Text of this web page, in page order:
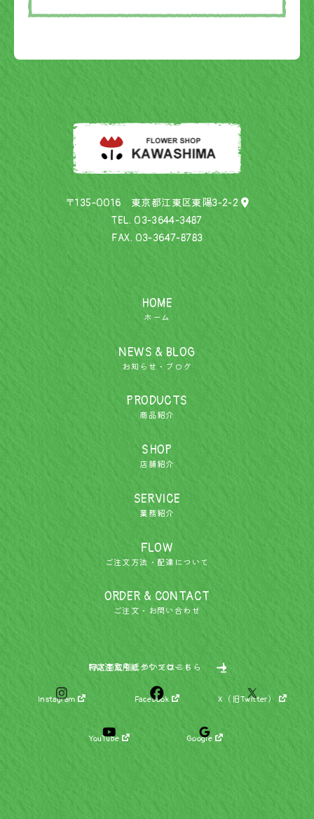
〒135-0016 東京都江東区東陽3-2-2
TEL.03-3644-3487
FAX. 03-3647-8783
HOME
ホーム
NEWS & BLOG
お知らせ・ブログ
PRODUCTS
商品紹介
SHOP
店舗紹介
SERVICE
業務紹介
FLOW
ご注文方法・配達について
ORDER & CONTACT
ご注文・お問い合わせ
特定商取引についてはこちら
FAX注文用紙ダウンロード
Instagram Facebook X（旧Twitter）
YouTube Google